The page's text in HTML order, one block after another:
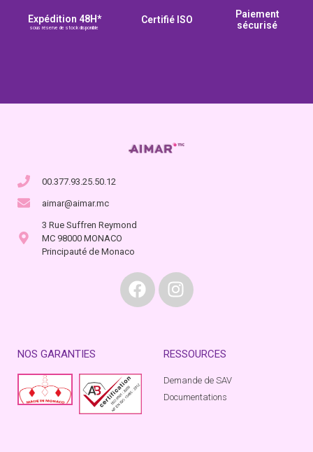
Expédition 48H*
sous réserve de stock disponible
Certifié ISO
Paiement
sécurisé
00.377.93.25.50.12
aimar@aimar.mc
3 Rue Suffren Reymond
MC 98000 MONACO
Principauté de Monaco
NOS GARANTIES RESSOURCES
Demande de SAV
Documentations